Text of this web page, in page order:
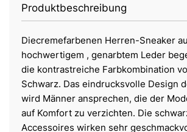
Produktbeschreibung
Diecremefarbenen Herren-Sneaker
hochwertigem , genarbtem Leder
die kontrastreiche Farbkombination
Schwarz. Das eindrucksvolle Design
wird Männer ansprechen, die der
auf Komfort zu verzichten. Die
Accessoires wirken sehr